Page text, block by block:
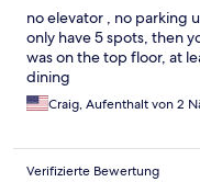
no elevator , no parking
only have 5 spots, then
was on the top floor, at
dining
Craig, Aufenthalt von 2
Verifizierte Bewertung